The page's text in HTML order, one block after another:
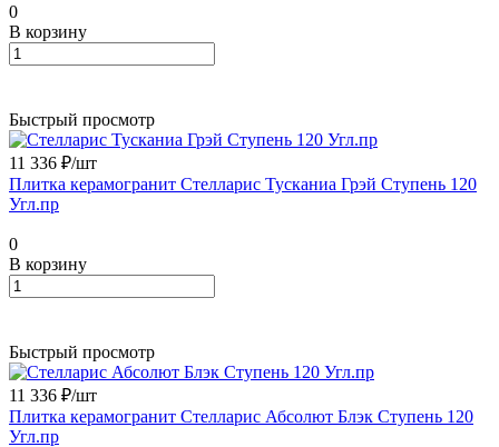
0
В корзину
Быстрый просмотр
11 336 ₽/шт
Плитка керамогранит Стелларис Тусканиа Грэй Ступень 120
Угл.пр
0
В корзину
Быстрый просмотр
11 336 ₽/шт
Плитка керамогранит Стелларис Абсолют Блэк Ступень 120
Угл.пр